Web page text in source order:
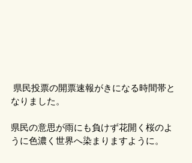
なりました。
県民の意思が雨にも負けず花開く桜のよ
うに色濃く世界へ染まりますように。